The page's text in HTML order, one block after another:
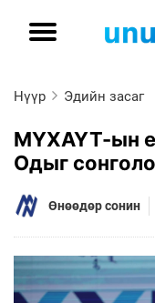
Нүүр Эдийн засаг
МҮХАҮТ-ын
Одыг
Өнөөдөр сонин